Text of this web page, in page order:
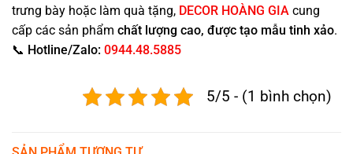
trưng bày hoặc làm quà tặng, DECOR HOÀNG GIA cung
cấp các sản phẩm chất lượng cao, được tạo mẫu tinh xảo.
📞 Hotline/Zalo: 0944.48.5885
5/5 - (1 bình chọn)